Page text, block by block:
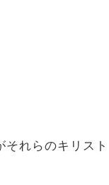
れらのキリスト